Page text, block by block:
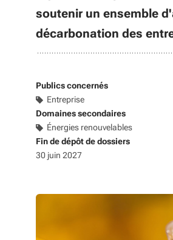
soutenir un ensemble
décarbonation des
Publics concernés
Entreprise
Domaines secondaires
Énergies renouvelables
Fin de dépôt de dossiers
30 juin 2027